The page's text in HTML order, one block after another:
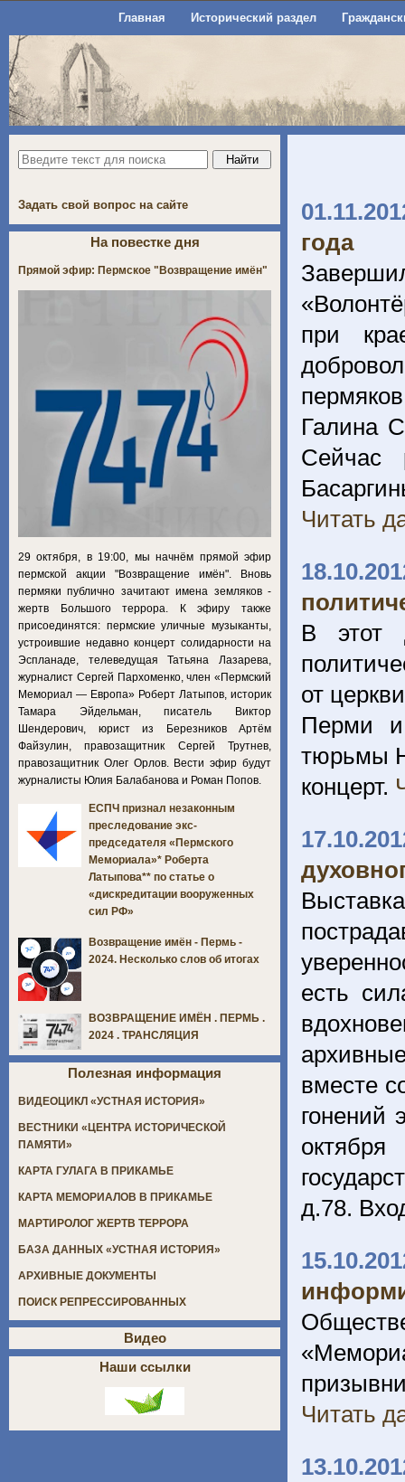
Главная Исторический раздел
года
при
Галина
Сейчас
Читать
В этот
от
Перми
тюрьмы
концерт.
есть
вместе
гонений
д.78.
Читать
Задать свой вопрос на сайте
На повестке дня
Прямой эфир: Пермское "Возвращение имён"
29 октября, в 19:00, мы начнём прямой эфир
пермской акции "Возвращение имён". Вновь
пермяки публично зачитают имена земляков -
жертв Большого террора. К эфиру также
присоединятся: пермские уличные музыканты,
устроившие недавно концерт солидарности на
Эспланаде, телеведущая Татьяна Лазарева,
журналист Сергей Пархоменко, член «Пермский
Мемориал — Европа» Роберт Латыпов, историк
Тамара Эйдельман, писатель Виктор
Шендерович, юрист из Березников Артём
Файзулин, правозащитник Сергей Трутнев,
правозащитник Олег Орлов. Вести эфир будут
журналисты Юлия Балабанова и Роман Попов.
ЕСПЧ признал незаконным
преследование экс-
председателя «Пермского
Мемориала»* Роберта
Латыпова** по статье о
«дискредитации вооруженных
сил РФ»
Возвращение имён - Пермь -
2024. Несколько слов об итогах
ВОЗВРАЩЕНИЕ ИМЁН . ПЕРМЬ .
2024 . ТРАНСЛЯЦИЯ
Полезная информация
ВИДЕОЦИКЛ «УСТНАЯ ИСТОРИЯ»
ВЕСТНИКИ «ЦЕНТРА ИСТОРИЧЕСКОЙ
ПАМЯТИ»
КАРТА ГУЛАГА В ПРИКАМЬЕ
КАРТА МЕМОРИАЛОВ В ПРИКАМЬЕ
МАРТИРОЛОГ ЖЕРТВ ТЕРРОРА
БАЗА ДАННЫХ «УСТНАЯ ИСТОРИЯ»
АРХИВНЫЕ ДОКУМЕНТЫ
ПОИСК РЕПРЕССИРОВАННЫХ
Видео
Наши ссылки